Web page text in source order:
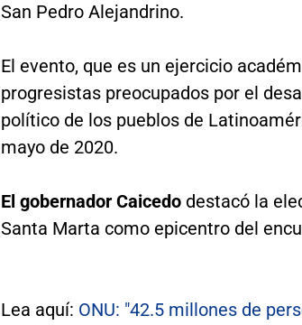
San Pedro Alejandrino.
El evento, que es un ejercicio
progresistas preocupados por el
político de los pueblos de
mayo de 2020.
El gobernador Caicedodestacó la
Santa Marta como epicentro del
Lea aquí: ONU: "42.5 millones de